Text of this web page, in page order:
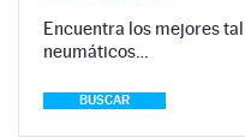
Encuentra los mejores
neumáticos…
BUSCAR